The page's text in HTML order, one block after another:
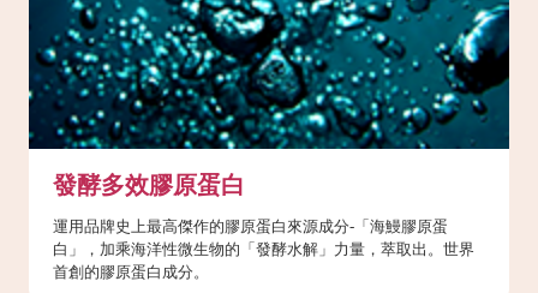
發酵多效膠原蛋白
運用品牌史上最高傑作的膠原蛋白來源成分-「海鰻膠原蛋
白」，加乘海洋性微生物的「發酵水解」力量，萃取出。世界
首創的膠原蛋白成分。